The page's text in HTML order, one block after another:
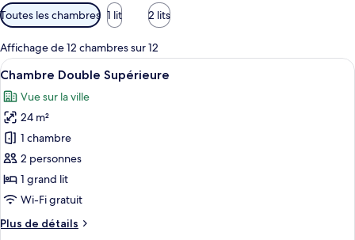
Filtres
disponibles
pour
les
chambres
Toutes les chambres 1 lit 2 lits
Affichage de 12 chambres sur 12
Afficher
toutes
les
photos
pour
ce
type
de
chambre :
Chambre
Une chambre d’hôtel dotée d’un
7
Chambre Double Supérieure
Vue sur la ville
24 m²
1 chambre
2 personnes
1 grand lit
Wi-Fi gratuit
Plus de détails
Plus